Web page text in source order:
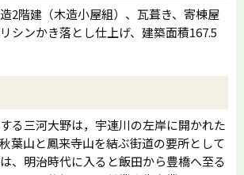
2階建（木造小屋組）、瓦葺き、寄棟屋
シンかき落とし仕上げ、建築面積167.5
る三河大野は，宇連川の左岸に開かれた
葉山と鳳来寺山を結ぶ街道の要所として
、明治時代に入ると飯田から豊橋へ至る